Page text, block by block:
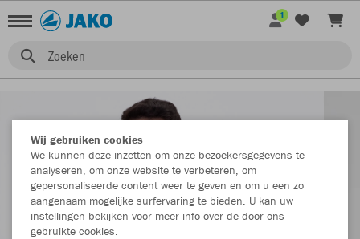
Zoeken
1
Wij gebruiken cookies
We kunnen deze inzetten om onze bezoekersgegevens te
analyseren, om onze website te verbeteren, om
gepersonaliseerde content weer te geven en om u een zo
aangenaam mogelijke surfervaring te bieden. U kan uw
instellingen bekijken voor meer info over de door ons
gebruikte cookies.